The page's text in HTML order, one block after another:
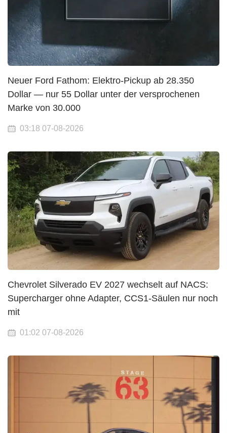
Neuer Ford Fathom: Elektro-Pickup ab 28.350
Dollar — nur 55 Dollar unter der versprochenen
Marke von 30.000
03:18 07-08-2026
Chevrolet Silverado EV 2027 wechselt auf NACS:
Supercharger ohne Adapter, CCS1-Säulen nur noch
mit
01:02 07-08-2026